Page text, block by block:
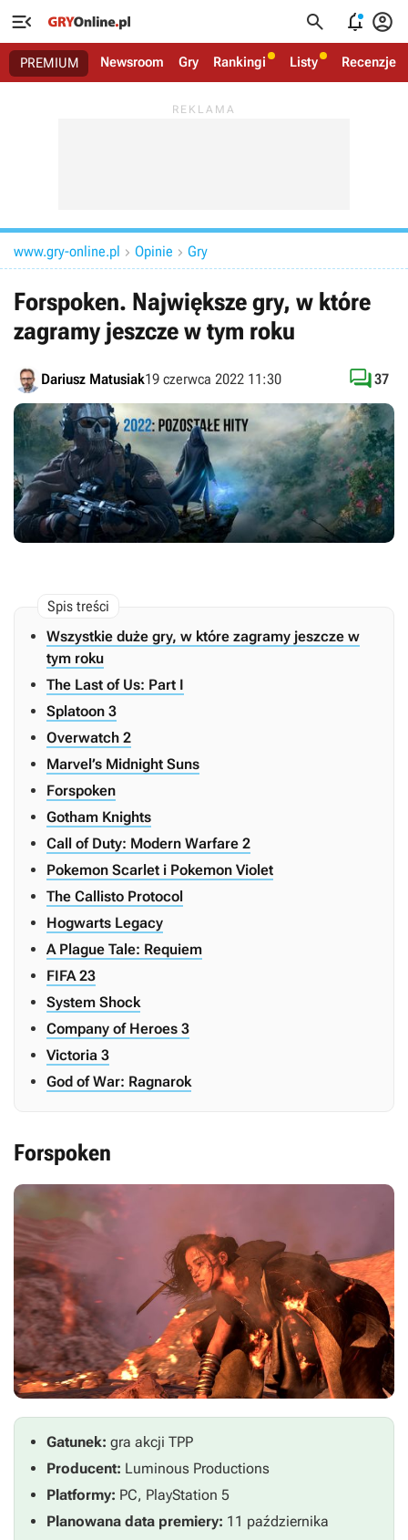
   
PREMIUM Newsroom Gry Rankingi Listy Recenzje
www.gry-online.pl  Opinie  Gry
Forspoken. Największe gry, w które
zagramy jeszcze w tym roku
Dariusz Matusiak19 czerwca 2022 11:30 37
Wszystkie duże gry, w które zagramy jeszcze w
tym roku
The Last of Us: Part I
Splatoon 3
Overwatch 2
Marvel’s Midnight Suns
Forspoken
Gotham Knights
Call of Duty: Modern Warfare 2
Pokemon Scarlet i Pokemon Violet
The Callisto Protocol
Hogwarts Legacy
A Plague Tale: Requiem
FIFA 23
System Shock
Company of Heroes 3
Victoria 3
God of War: Ragnarok
Forspoken
Gatunek: gra akcji TPP
Producent: Luminous Productions
Platformy: PC, PlayStation 5
Planowana data premiery: 11 października